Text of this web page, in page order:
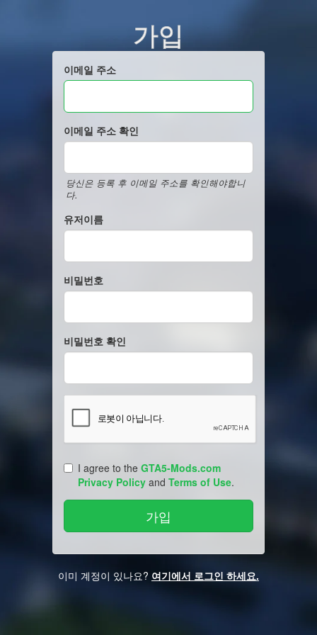
가입
이메일 주소
이메일 주소 확인
당신은 등록 후 이메일 주소를 확인해야합니
다.
유저이름
비밀번호
비밀번호 확인
I agree to the GTA5-Mods.com
Privacy Policy and Terms of Use.
이미 계정이 있나요? 여기에서 로그인 하세요.